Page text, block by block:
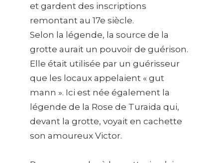
et gardent des inscriptions
remontant au 17e siècle.
Selon la légende, la source de la
grotte aurait un pouvoir de guérison.
Elle était utilisée par un guérisseur
que les locaux appelaient « gut
mann ». Ici est née également la
légende de la Rose de Turaida qui,
devant la grotte, voyait en cachette
son amoureux Victor.